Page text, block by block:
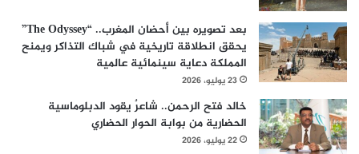
بعد تصويره بين أحضان المغرب.. “The Odyssey”
يحقق انطلاقة تاريخية في شباك التذاكر ويمنح
المملكة دعاية سينمائية عالمية
23 يوليو، 2026
خالد فتح الرحمن.. شاعرٌ يقود الدبلوماسية
الحضارية من بوابة الحوار الحضاري
22 يوليو، 2026